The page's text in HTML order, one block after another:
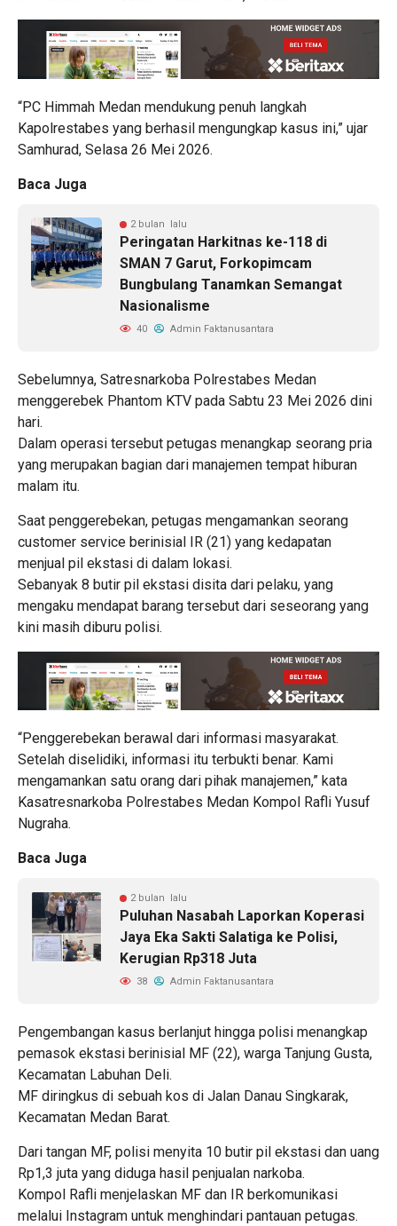
“PC Himmah Medan mendukung penuh langkah
Kapolrestabes yang berhasil mengungkap kasus ini,” ujar
Samhurad, Selasa 26 Mei 2026.
Baca Juga
2 bulan lalu
Peringatan Harkitnas ke-118 di
SMAN 7 Garut, Forkopimcam
Bungbulang Tanamkan Semangat
Nasionalisme
40 Admin Faktanusantara
Sebelumnya, Satresnarkoba Polrestabes Medan
menggerebek Phantom KTV pada Sabtu 23 Mei 2026 dini
hari.
Dalam operasi tersebut petugas menangkap seorang pria
yang merupakan bagian dari manajemen tempat hiburan
malam itu.
Saat penggerebekan, petugas mengamankan seorang
customer service berinisial IR (21) yang kedapatan
menjual pil ekstasi di dalam lokasi.
Sebanyak 8 butir pil ekstasi disita dari pelaku, yang
mengaku mendapat barang tersebut dari seseorang yang
kini masih diburu polisi.
“Penggerebekan berawal dari informasi masyarakat.
Setelah diselidiki, informasi itu terbukti benar. Kami
mengamankan satu orang dari pihak manajemen,” kata
Kasatresnarkoba Polrestabes Medan Kompol Rafli Yusuf
Nugraha.
Baca Juga
2 bulan lalu
Puluhan Nasabah Laporkan Koperasi
Jaya Eka Sakti Salatiga ke Polisi,
Kerugian Rp318 Juta
38 Admin Faktanusantara
Pengembangan kasus berlanjut hingga polisi menangkap
pemasok ekstasi berinisial MF (22), warga Tanjung Gusta,
Kecamatan Labuhan Deli.
MF diringkus di sebuah kos di Jalan Danau Singkarak,
Kecamatan Medan Barat.
Dari tangan MF, polisi menyita 10 butir pil ekstasi dan uang
Rp1,3 juta yang diduga hasil penjualan narkoba.
Kompol Rafli menjelaskan MF dan IR berkomunikasi
melalui Instagram untuk menghindari pantauan petugas.